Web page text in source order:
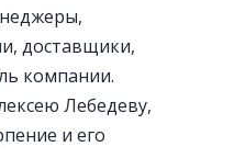
доставщики,
компании.
Лебедеву,
и его